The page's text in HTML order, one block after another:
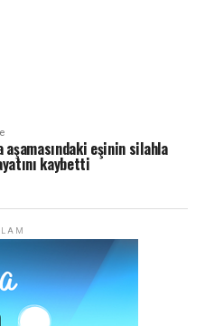
aşamasındaki eşinin silahla
kaybetti